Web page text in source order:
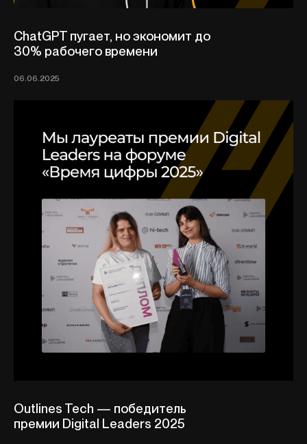
ChatGPT пугает, но экономит до
30% рабочего времени
06.06.2025
Outlines Tech — победитель
премии Digital Leaders 2025